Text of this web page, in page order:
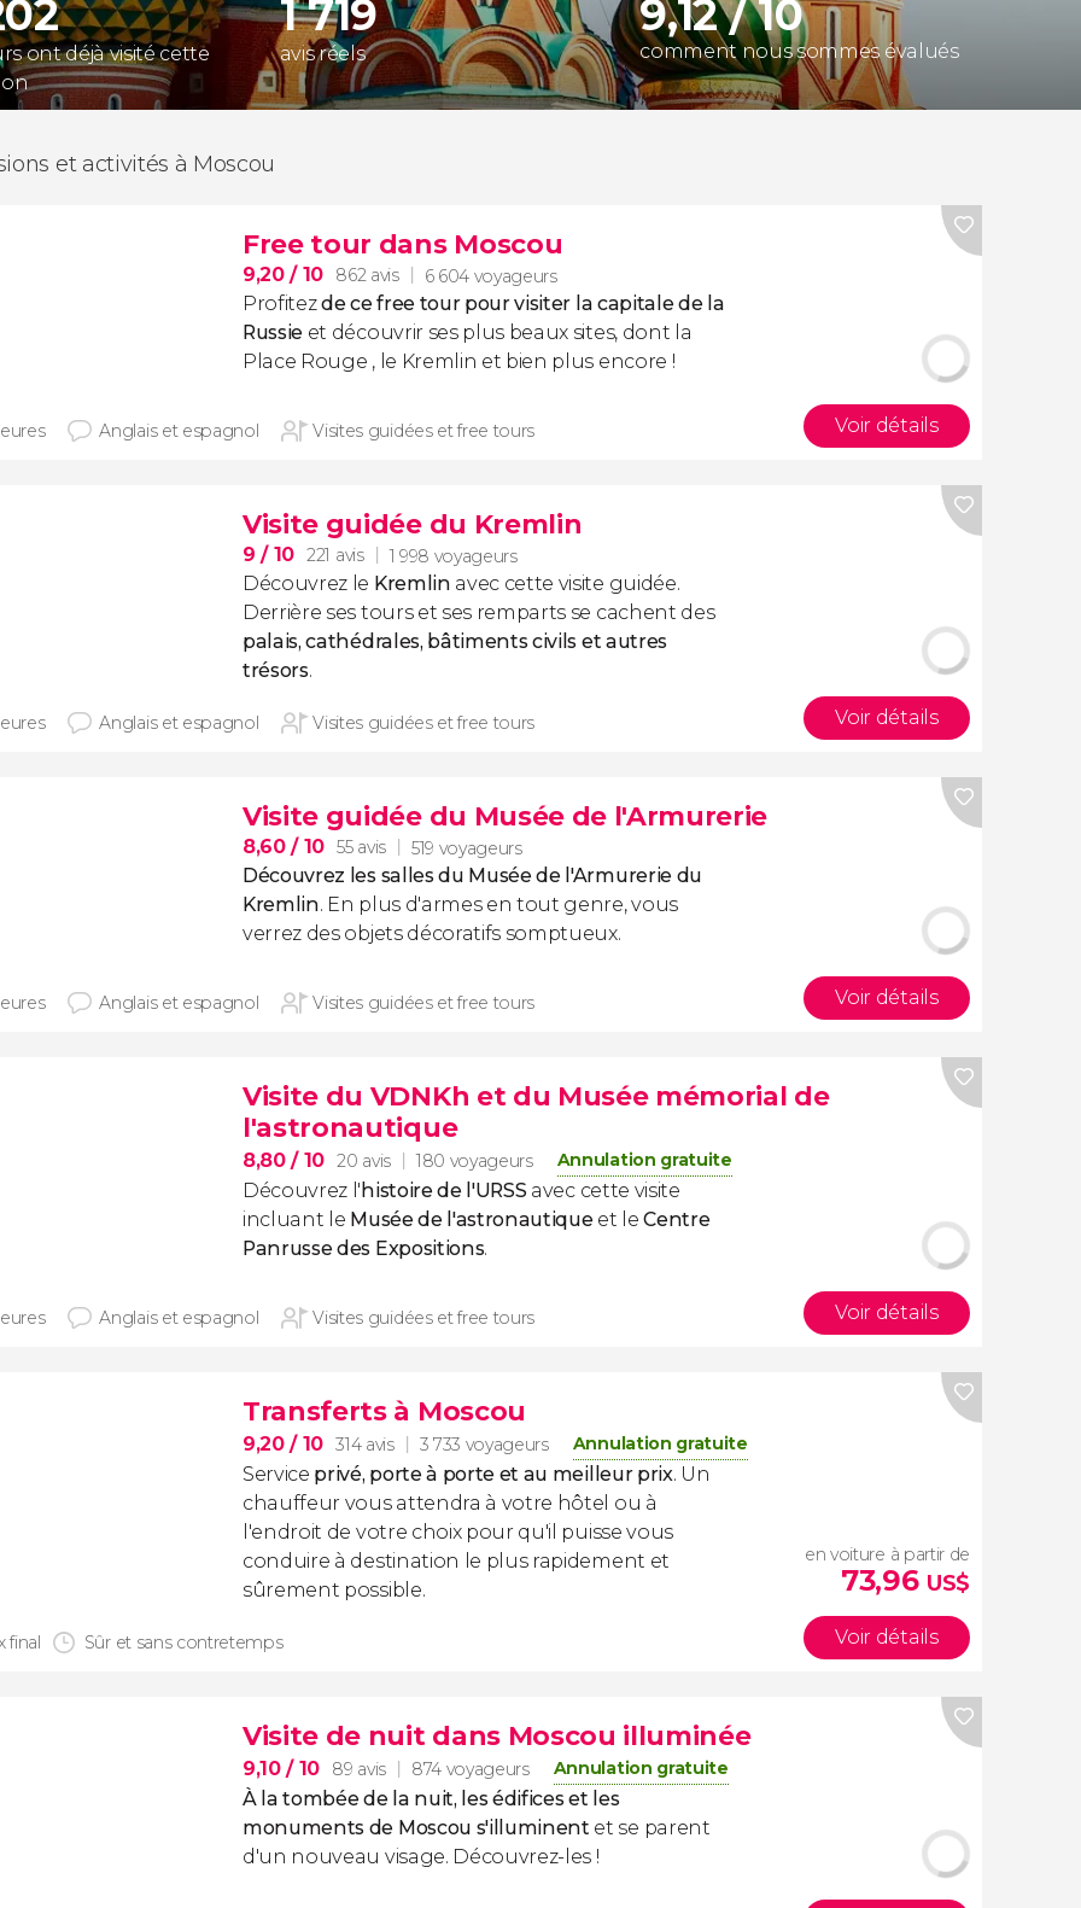
ont déjà visité cette
1 719
avis réels
9,12 / 10
comment nous sommes évalués
et activités à Moscou
Free tour dans Moscou
9,20/ 10 862 avis 6 604 voyageurs
Profitezde ce free tour pour visiter la capitale de la
Russie et découvrir ses plus beaux sites, dont la
Place Rouge , le Kremlin et bien plus encore !
Anglais et espagnol Visites guidées et free tours Voir détails
Visite guidée du Kremlin
9/ 10 221 avis 1 998 voyageurs
Découvrez le Kremlin avec cette visite guidée.
Derrière ses tours et ses remparts se cachent des
palais, cathédrales, bâtiments civils et autres
trésors.
Anglais et espagnol Visites guidées et free tours Voir détails
Visite guidée du Musée de l'Armurerie
8,60/ 10 55 avis 519 voyageurs
Découvrez les salles du Musée de l'Armurerie du
Kremlin. En plus d'armes en tout genre, vous
verrez des objets décoratifs somptueux.
Anglais et espagnol Visites guidées et free tours Voir détails
Visite du VDNKh et du Musée mémorial de
l'astronautique
8,80/ 10 20 avis 180 voyageurs Annulation gratuite
Découvrez l' histoire de l'URSS avec cette visite
incluant le Musée de l'astronautique et leCentre
Panrusse des Expositions.
Anglais et espagnol Visites guidées et free tours Voir détails
Transferts à Moscou
9,20/ 10 314 avis 3 733 voyageurs Annulation gratuite
Service privé, porte à porte et au meilleur prix. Un
chauffeur vous attendra à votre hôtel ou à
l'endroit de votre choix pour qu'il puisse vous
conduire à destination le plus rapidement et
sûrement possible.
final Sûr et sans contretemps
en voiture à partir de
73,96 US$
Voir détails
Visite de nuit dans Moscou illuminée
9,10/ 10 89 avis 874 voyageurs Annulation gratuite
À la tombée de la nuit, les édifices et les
monuments de Moscou s'illuminent et se parent
d'un nouveau visage. Découvrez-les !